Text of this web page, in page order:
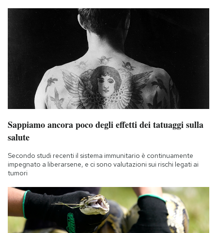
Sappiamo ancora poco degli effetti dei tatuaggi sulla
salute
Secondo studi recenti il sistema immunitario è continuamente
impegnato a liberarsene, e ci sono valutazioni sui rischi legati ai
tumori